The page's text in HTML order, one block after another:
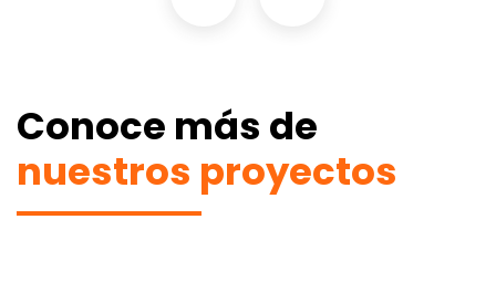
Conoce más de
nuestros proyectos